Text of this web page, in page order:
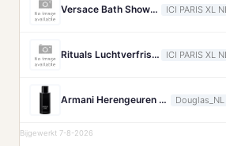
Versace Bath Showergel Versace - Eros Pour Homme Bath & Showergel - 250 ML ICI PARIS XL NL
Rituals Luchtverfrisser Voor In De Auto Rituals - Homme Luchtverfrisser Voor In De Auto - 2 ST ICI PARIS XL NL
Armani Herengeuren Code Homme Eau de parfum Heren 125ml Douglas_NL
Bijgewerkt 7-8-2026